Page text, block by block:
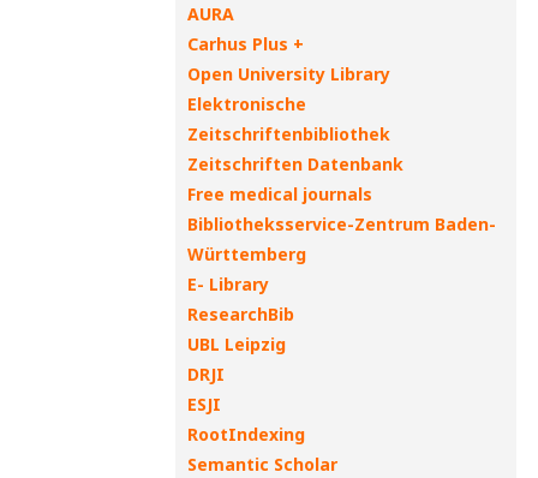
AURA
Carhus Plus +
Open University Library
Elektronische
Zeitschriftenbibliothek
Zeitschriften Datenbank
Free medical journals
Bibliotheksservice-Zentrum Baden-
Württemberg
E- Library
ResearchBib
UBL Leipzig
DRJI
ESJI
RootIndexing
Semantic Scholar